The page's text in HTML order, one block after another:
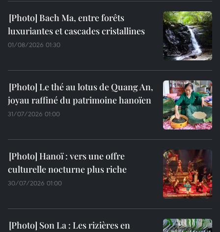
Bach Ma, entre forêts
luxuriantes et cascades cristallines
01/08/2026 01:30
Le thé au lotus de Quang An,
joyau raffiné du patrimoine hanoïen
31/07/2026 01:00
Hanoï : vers une offre
culturelle nocturne plus riche
30/07/2026 01:00
Son La : Les rizières en